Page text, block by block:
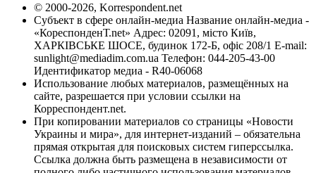
© 2000-2026, Korrespondent.net
Субъект в сфере онлайн-медиа Название онлайн-медиа -
«КореспонденТ.net» Адрес: 02091, місто Київ,
ХАРКІВСЬКЕ ШОСЕ, будинок 172-Б, офіс 208/1 E-mail:
sunlight@mediadim.com.ua Телефон: 044-205-43-00
Идентификатор медиа - R40-06068
Использование любых материалов, размещённых на
сайте, разрешается при условии ссылки на
Корреспондент.net.
При копировании материалов со страницы «Новости
Украины и мира», для интернет-изданий – обязательна
прямая открытая для поисковых систем гиперссылка.
Ссылка должна быть размещена в независимости от